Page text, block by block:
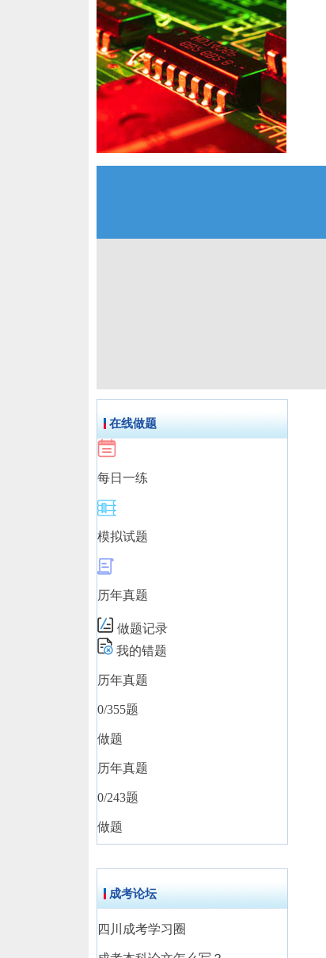
在线做题
每日一练
模拟试题
历年真题
做题记录
我的错题
历年真题
0/355题
做题
历年真题
0/243题
做题
成考论坛
四川成考学习圈